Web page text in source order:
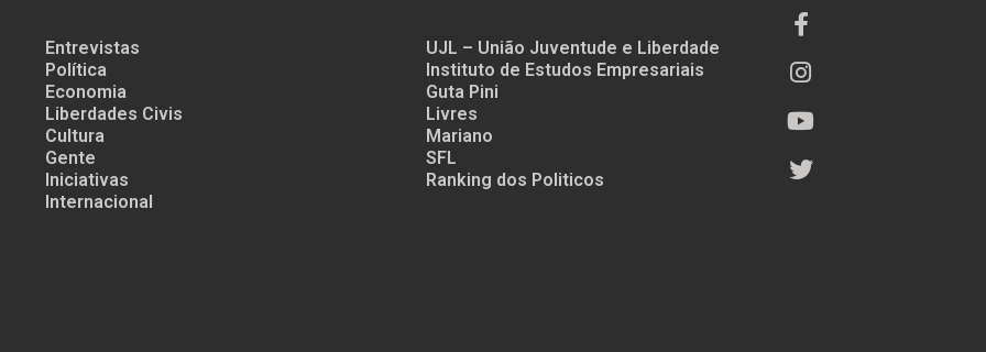
Entrevistas
Política
Economia
Liberdades Civis
Cultura
Gente
Iniciativas
Internacional
UJL – União Juventude e Liberdade
Instituto de Estudos Empresariais
Guta Pini
Livres
Mariano
SFL
Ranking dos Politicos